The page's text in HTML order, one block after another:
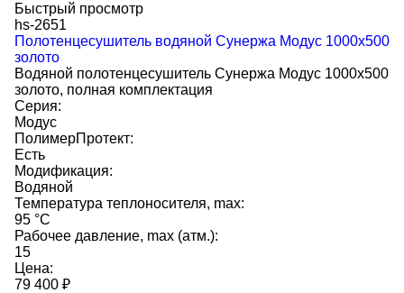
Быстрый просмотр
hs-2651
Полотенцесушитель водяной Сунержа Модус 1000х500
золото
Водяной полотенцесушитель Сунержа Модус 1000х500
золото, полная комплектация
Серия:
Модус
ПолимерПротект:
Есть
Модификация:
Водяной
Температура теплоносителя, max:
95 °C
Рабочее давление, max (атм.):
15
Цена:
79 400 ₽